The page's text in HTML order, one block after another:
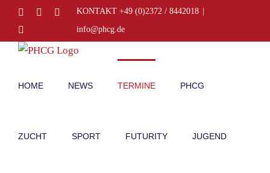
Inhalt
springen
FacebookInstagramKONTAKT +49 (0)2372 / 8442018
info@phcg.de
HOME NEWS TERMINE PHCG
ZUCHT SPORT FUTURITY JUGEND